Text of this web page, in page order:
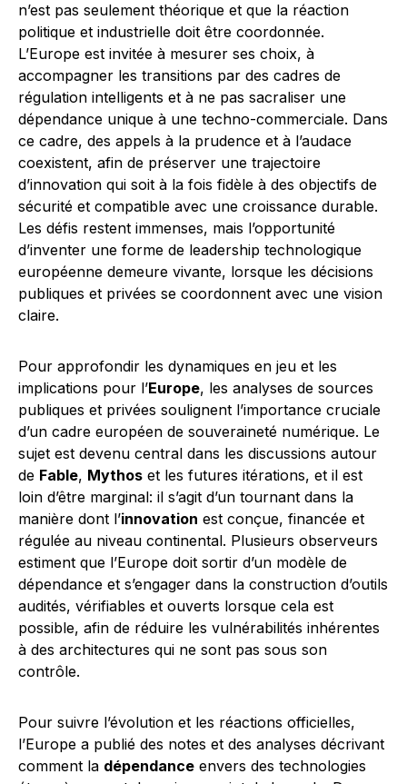
n’est pas seulement théorique et que la réaction
politique et industrielle doit être coordonnée.
L’Europe est invitée à mesurer ses choix, à
accompagner les transitions par des cadres de
régulation intelligents et à ne pas sacraliser une
dépendance unique à une techno-commerciale. Dans
ce cadre, des appels à la prudence et à l’audace
coexistent, afin de préserver une trajectoire
d’innovation qui soit à la fois fidèle à des objectifs de
sécurité et compatible avec une croissance durable.
Les défis restent immenses, mais l’opportunité
d’inventer une forme de leadership technologique
européenne demeure vivante, lorsque les décisions
publiques et privées se coordonnent avec une vision
claire.
Pour approfondir les dynamiques en jeu et les
implications pour l’Europe, les analyses de sources
publiques et privées soulignent l’importance cruciale
d’un cadre européen de souveraineté numérique. Le
sujet est devenu central dans les discussions autour
de Fable, Mythos et les futures itérations, et il est
loin d’être marginal: il s’agit d’un tournant dans la
manière dont l’innovation est conçue, financée et
régulée au niveau continental. Plusieurs observeurs
estiment que l’Europe doit sortir d’un modèle de
dépendance et s’engager dans la construction d’outils
audités, vérifiables et ouverts lorsque cela est
possible, afin de réduire les vulnérabilités inhérentes
à des architectures qui ne sont pas sous son
contrôle.
Pour suivre l’évolution et les réactions officielles,
l’Europe a publié des notes et des analyses décrivant
comment la dépendance envers des technologies